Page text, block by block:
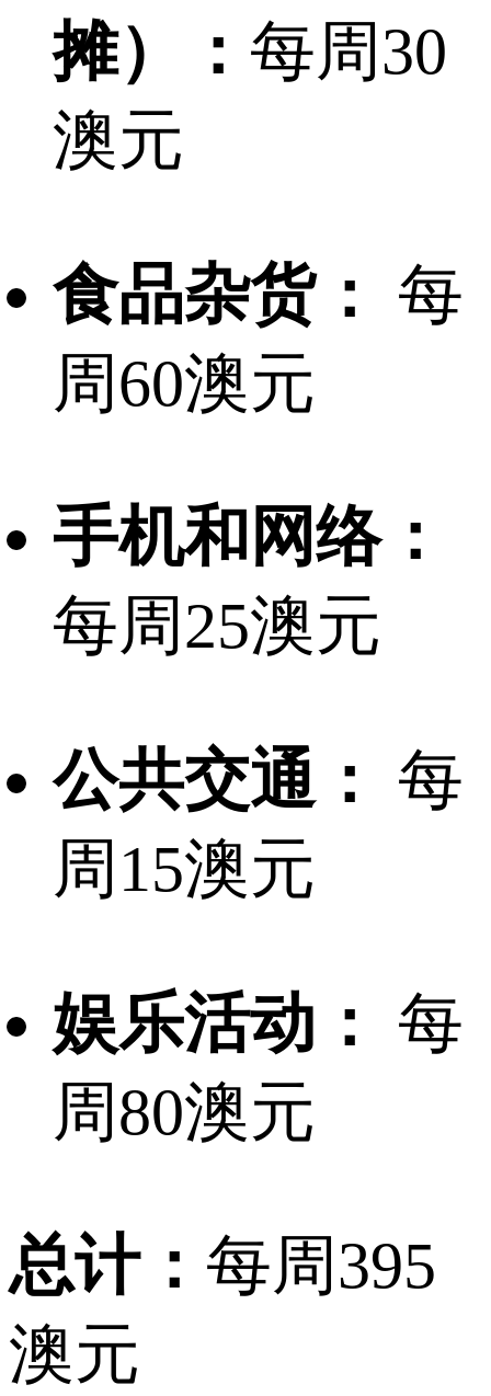
摊）： 每周30
澳元
食品杂货： 每
周60澳元
手机和网络：
每周25澳元
公共交通： 每
周15澳元
娱乐活动： 每
周80澳元
总计： 每周395
澳元